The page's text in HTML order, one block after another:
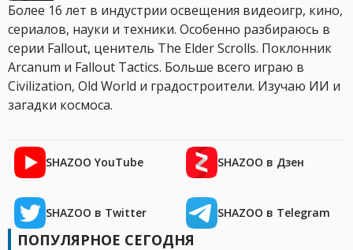
Более 16 лет в индустрии освещения видеоигр, кино,
сериалов, науки и техники. Особенно разбираюсь в
серии Fallout, ценитель The Elder Scrolls. Поклонник
Arcanum и Fallout Tactics. Больше всего играю в
Civilization, Old World и градостроители. Изучаю ИИ и
загадки космоса.
SHAZOO YouTube SHAZOO в Дзен
SHAZOO в Twitter SHAZOO в Telegram
ПОПУЛЯРНОЕ СЕГОДНЯ